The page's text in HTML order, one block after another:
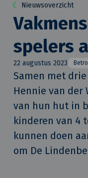
Nieuwsoverzicht
spelers
22 augustus 2023
Samen met drie
Hennie van der
van hun hut in
kinderen van 4
kunnen doen
om De